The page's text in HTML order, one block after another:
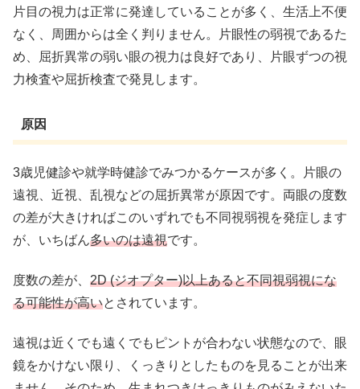
片目の視力は正常に発達していることが多く、生活上不便
なく、周囲からは全く判りません。片眼性の弱視であるた
め、屈折異常の弱い眼の視力は良好であり、片眼ずつの視
力検査や屈折検査で発見します。
原因
3歳児健診や就学時健診でみつかるケースが多く。片眼の
遠視、近視、乱視などの屈折異常が原因です。両眼の度数
の差が大きければこのいずれでも不同視弱視を発症します
が、いちばん多いのは遠視です。
度数の差が、 2D (ジオプター)以上あると不同視弱視にな
る可能性が高いとされています。
遠視は近くでも遠くでもピントが合わない状態なので、眼
鏡をかけない限り、くっきりとしたものを見ることが出来